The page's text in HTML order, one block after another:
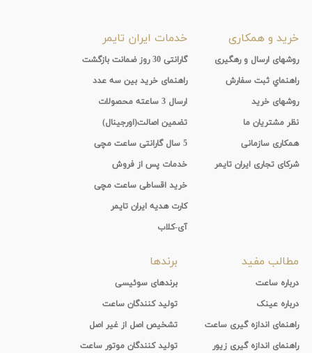
خرید و همکاری
روشهای ارسال و رهگیری
راهنماي ثبت سفارش
روشهای خرید
نظر مشتریان ما
همکاری سازمانی
شرکای تجاری ایران تایمر
خدمات ایران تایمر
گارانتی 30 روز ضمانت بازگشت
راهنمای خرید بین سه عدد
ارسال 3 ساعته محصولات
تضمین اصالت(اورجینال)
5 سال گارانتی ساعت مچی
خدمات پس از فروش
خرید اقساطی ساعت مچی
کارت هدیه ایران تایمر
آی-کلاب
مطالب مفید
درباره ساعت
درباره عینک
راهنمای اندازه گیری ساعت
راهنمای اندازه گیری زیور
برندها
برندهای سوئیسی
تولید کنندگان ساعت
تشخیص اصل از غیر اصل
تولید کنندگان موتور ساعت